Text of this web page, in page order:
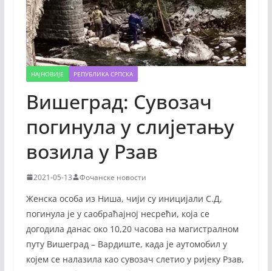
НАЈНОВИЈЕ РЕПУБЛИКА СРПСКА
Вишеград: Сувозач
погинула у слијетању
возила у Рзав
2021-05-13 Фочанске новости
Женска особа из Ниша, чији су иницијали С.Д,
погинула је у саобраћајној несрећи, која се
догодила данас око 10,20 часова на магистралном
путу Вишеград – Вардиште, када је аутомобил у
којем се налазила као сувозач слетио у ријеку Рзав,